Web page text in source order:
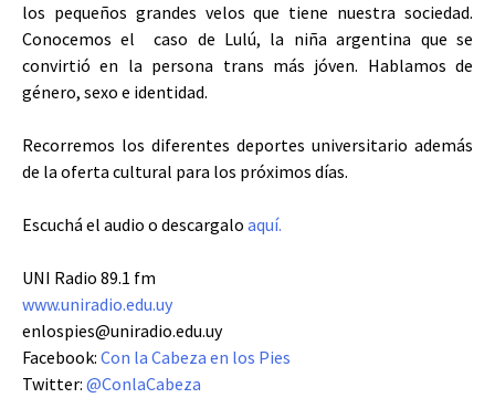
los pequeños grandes velos que tiene nuestra sociedad.
Conocemos el caso de Lulú, la niña argentina que se
convirtió en la persona trans más jóven. Hablamos de
género, sexo e identidad.
Recorremos los diferentes deportes universitario además
de la oferta cultural para los próximos días.
Escuchá el audio o descargalo aquí.
UNI Radio 89.1 fm
www.uniradio.edu.uy
enlospies@uniradio.edu.uy
Facebook: Con la Cabeza en los Pies
Twitter: @ConlaCabeza